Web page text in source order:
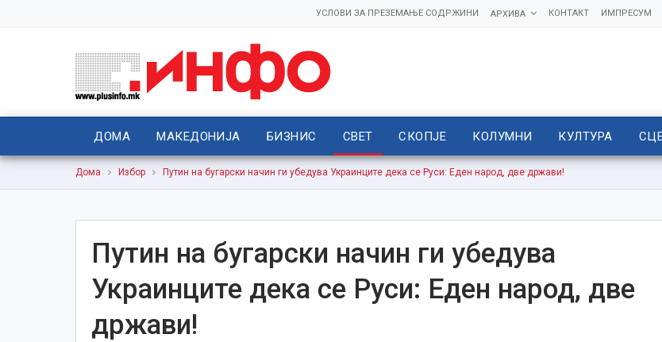
ИМПРЕСУМ
КОНТАКТ
АРХИВА
УСЛОВИ ЗА ПРЕЗЕМАЊЕ СОДРЖИНИ
ДОМА МАКЕДОНИЈА БИЗНИС СВЕТ СКОПЈЕ КОЛУМНИ КУЛТУРА
Дома Избор Путин на бугарски начин ги убедува Украинците дека се Руси: Еден народ, две држави!
Путин на бугарски начин ги убедува
Украинците дека се Руси: Еден народ, две
држави!